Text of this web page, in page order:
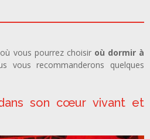
vous pourrez choisir où dormir à
vous recommanderons quelques
son cœur vivant et